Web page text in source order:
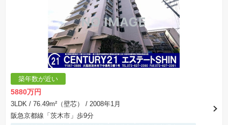
築年数が近い
5880万円
3LDK / 76.49m²（壁芯）
/ 2008年1月
阪急京都線「茨木市」歩9分